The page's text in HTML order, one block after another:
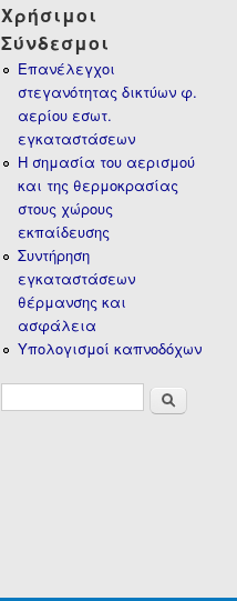
Χρήσιμοι
Σύνδεσμοι
Επανέλεγχοι
στεγανότητας δικτύων φ.
αερίου εσωτ.
εγκαταστάσεων
Η σημασία του αερισμού
και της θερμοκρασίας
στους χώρους
εκπαίδευσης
Συντήρηση
εγκαταστάσεων
θέρμανσης και
ασφάλεια
Υπολογισμοί καπνοδόχων
Φόρμα
Αναζήτηση